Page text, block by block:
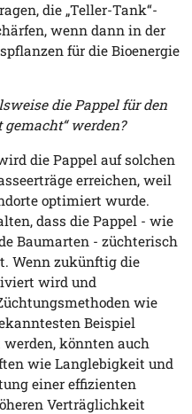
die „Teller-Tank“-
wenn dann in der
für die Bioenergie
die Pappel für den
werden?
die Pappel auf solchen
erreichen, weil
optimiert wurde.
dass die Pappel - wie
Baumarten - züchterisch
Wenn zukünftig die
wird und
wie
Beispiel
könnten auch
wie Langlebigkeit und
einer effizienten
Verträglichkeit